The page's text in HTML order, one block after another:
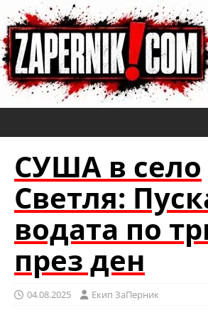
СУША в село
Светля:
водата по
през ден
04.08.2025 Eкип ЗаПерник